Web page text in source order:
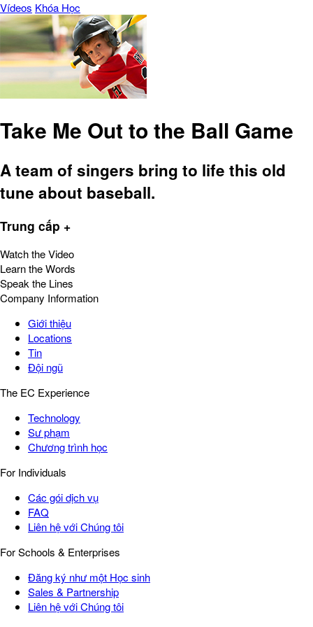
Vídeos Khóa Học
Take Me Out to the Ball Game
A team of singers bring to life this old
tune about baseball.
Trung cấp +
Watch the Video
Learn the Words
Speak the Lines
Company Information
Giới thiệu
Locations
Tin
Đội ngũ
The EC Experience
Technology
Sư phạm
Chương trình học
For Individuals
Các gói dịch vụ
FAQ
Liên hệ với Chúng tôi
For Schools & Enterprises
Đăng ký như một Học sinh
Sales & Partnership
Liên hệ với Chúng tôi